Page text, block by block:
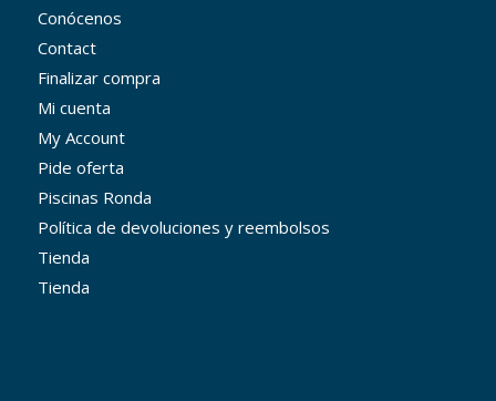
Conócenos
Contact
Finalizar compra
Mi cuenta
My Account
Pide oferta
Piscinas Ronda
Política de devoluciones y reembolsos
Tienda
Tienda